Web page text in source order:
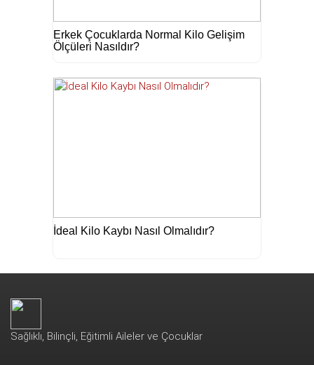
Erkek Çocuklarda Normal Kilo Gelişim
Ölçüleri Nasıldır?
İdeal Kilo Kaybı Nasıl Olmalıdır?
Sağlıklı, Bilinçli, Eğitimli Aileler ve Çocuklar